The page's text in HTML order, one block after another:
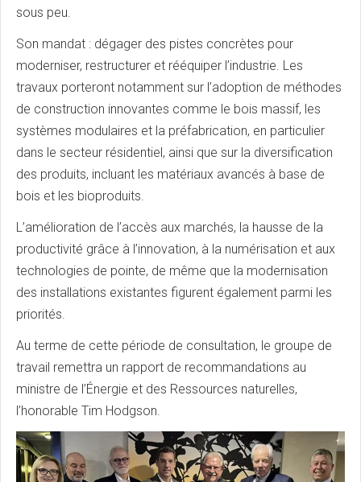
sous peu.
Son mandat : dégager des pistes concrètes pour
moderniser, restructurer et rééquiper l’industrie. Les
travaux porteront notamment sur l’adoption de méthodes
de construction innovantes comme le bois massif, les
systèmes modulaires et la préfabrication, en particulier
dans le secteur résidentiel, ainsi que sur la diversification
des produits, incluant les matériaux avancés à base de
bois et les bioproduits.
L’amélioration de l’accès aux marchés, la hausse de la
productivité grâce à l’innovation, à la numérisation et aux
technologies de pointe, de même que la modernisation
des installations existantes figurent également parmi les
priorités.
Au terme de cette période de consultation, le groupe de
travail remettra un rapport de recommandations au
ministre de l’Énergie et des Ressources naturelles,
l’honorable Tim Hodgson.